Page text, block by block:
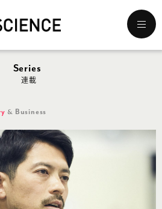
メ
ニ
ュ
Series
連載
Business